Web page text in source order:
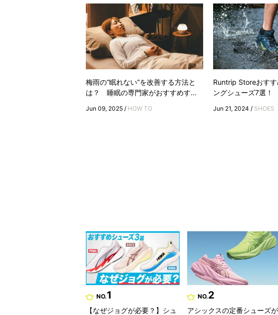
梅雨の“眠れない”を改善する方法と
は？ 睡眠の専門家がおすすめす...
Jun 09, 2025 / HOW TO
Runtrip Storeおす
ングシューズ7選
Jun 21, 2024 / SHOES
NO.1
【なぜジョグが必要？】シュ
NO.2
アシックスの定番シューズが